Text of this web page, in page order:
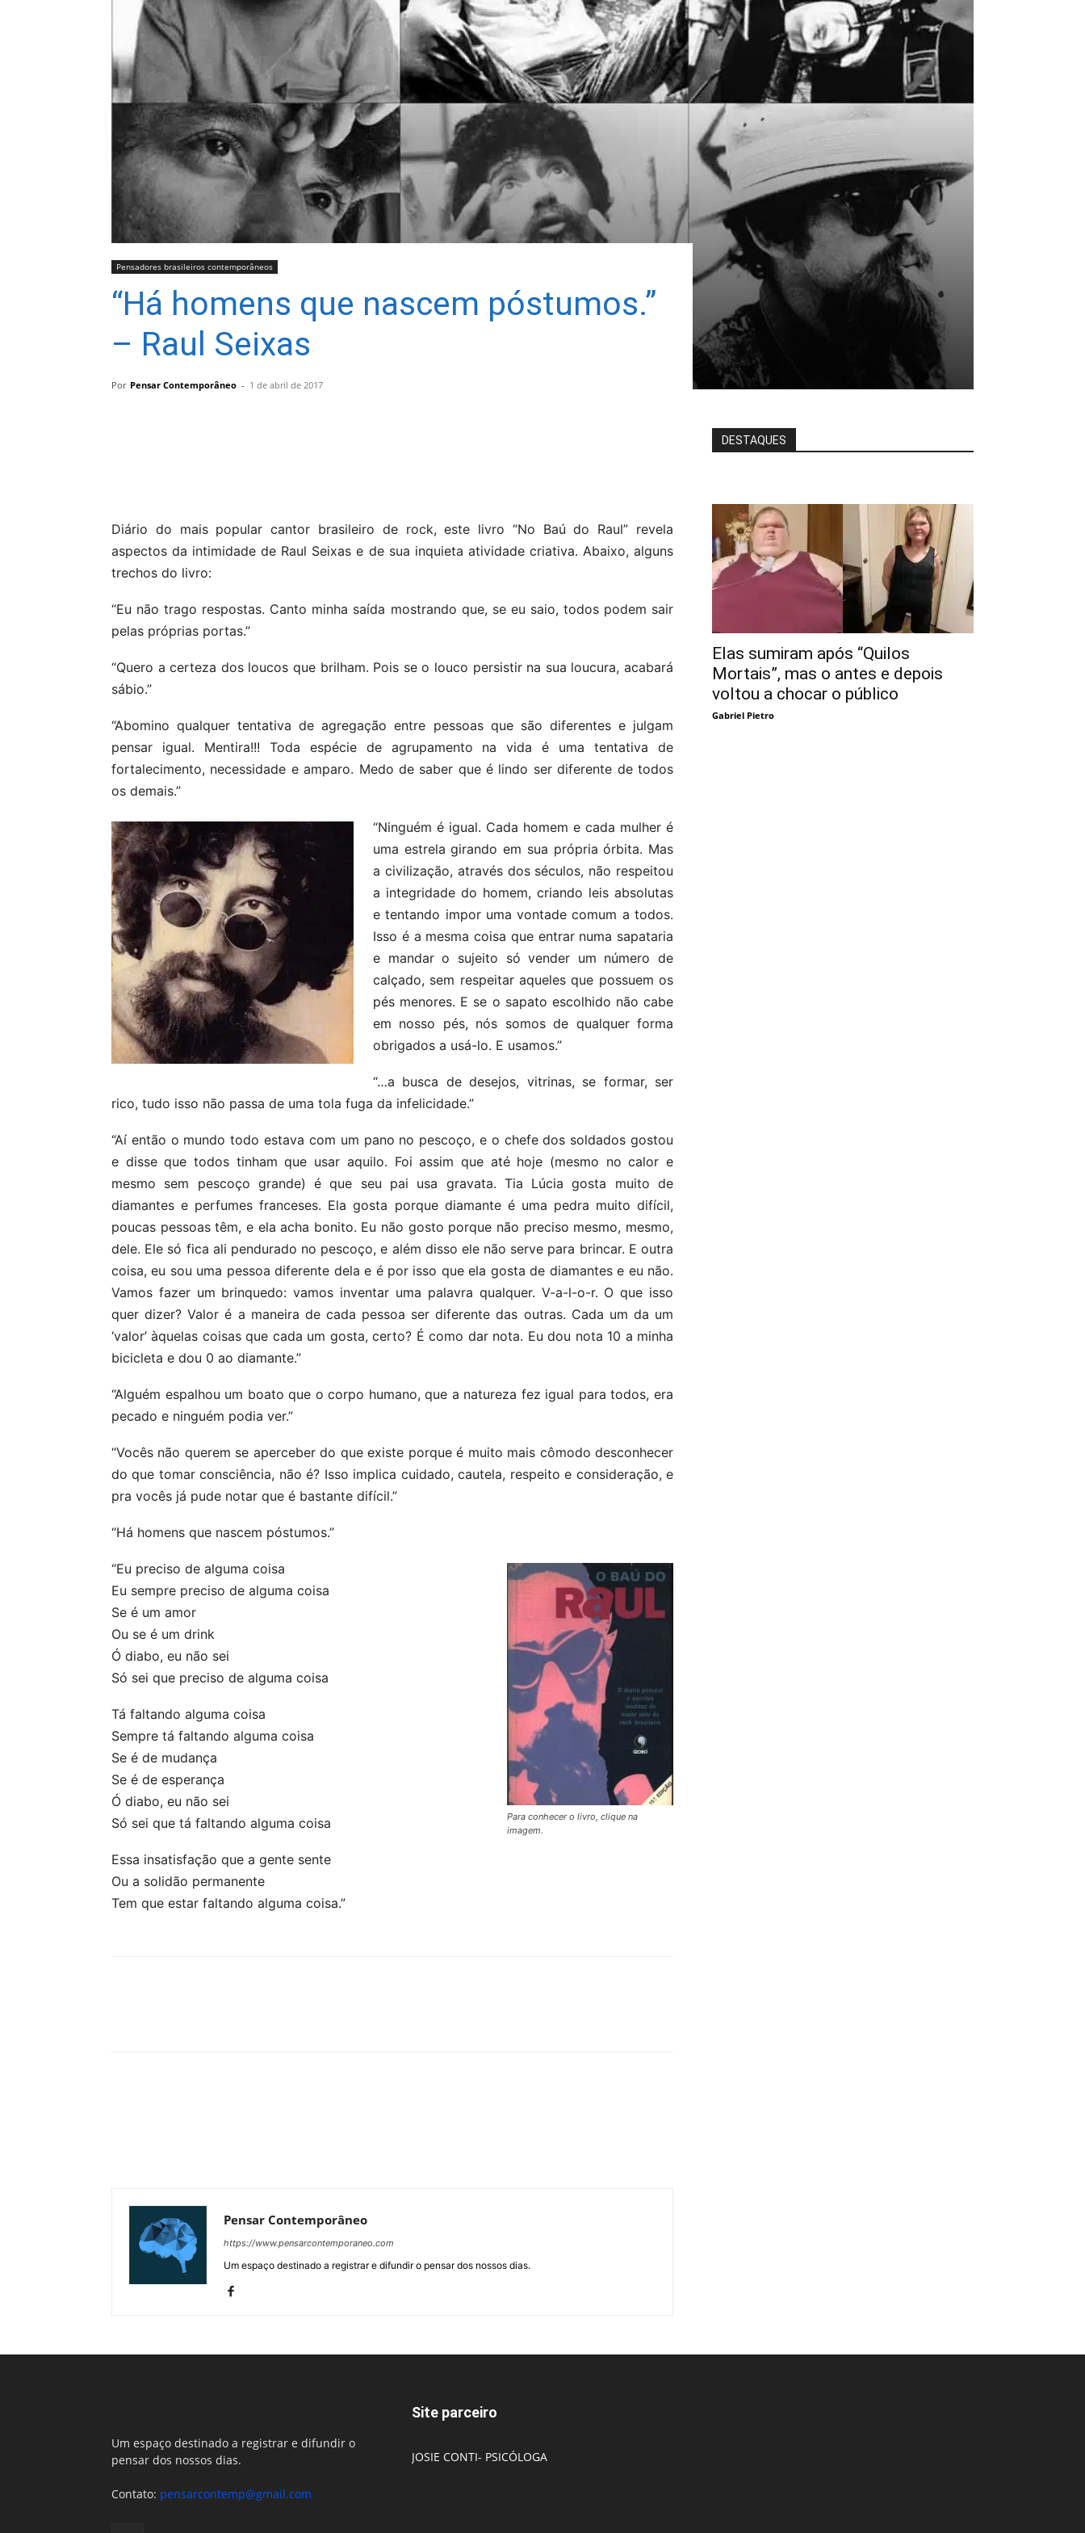
Pensadores brasileiros contemporâneos
“Há homens que nascem póstumos.”
– Raul Seixas
Por Pensar Contemporâneo - 1 de abril de 2017
Diário do mais popular cantor brasileiro de rock, este livro “No Baú do Raul” revela
aspectos da intimidade de Raul Seixas e de sua inquieta atividade criativa. Abaixo, alguns
trechos do livro:
“Eu não trago respostas. Canto minha saída mostrando que, se eu saio, todos podem sair
pelas próprias portas.”
“Quero a certeza dos loucos que brilham. Pois se o louco persistir na sua loucura, acabará
sábio.”
“Abomino qualquer tentativa de agregação entre pessoas que são diferentes e julgam
pensar igual. Mentira!!! Toda espécie de agrupamento na vida é uma tentativa de
fortalecimento, necessidade e amparo. Medo de saber que é lindo ser diferente de todos
os demais.”
“Ninguém é igual. Cada homem e cada mulher é
uma estrela girando em sua própria órbita. Mas
a civilização, através dos séculos, não respeitou
a integridade do homem, criando leis absolutas
e tentando impor uma vontade comum a todos.
Isso é a mesma coisa que entrar numa sapataria
e mandar o sujeito só vender um número de
calçado, sem respeitar aqueles que possuem os
pés menores. E se o sapato escolhido não cabe
em nosso pés, nós somos de qualquer forma
obrigados a usá-lo. E usamos.”
“…a busca de desejos, vitrinas, se formar, ser
rico, tudo isso não passa de uma tola fuga da infelicidade.”
“Aí então o mundo todo estava com um pano no pescoço, e o chefe dos soldados gostou
e disse que todos tinham que usar aquilo. Foi assim que até hoje (mesmo no calor e
mesmo sem pescoço grande) é que seu pai usa gravata. Tia Lúcia gosta muito de
diamantes e perfumes franceses. Ela gosta porque diamante é uma pedra muito difícil,
poucas pessoas têm, e ela acha bonito. Eu não gosto porque não preciso mesmo, mesmo,
dele. Ele só fica ali pendurado no pescoço, e além disso ele não serve para brincar. E outra
coisa, eu sou uma pessoa diferente dela e é por isso que ela gosta de diamantes e eu não.
Vamos fazer um brinquedo: vamos inventar uma palavra qualquer. V-a-l-o-r. O que isso
quer dizer? Valor é a maneira de cada pessoa ser diferente das outras. Cada um da um
‘valor’ àquelas coisas que cada um gosta, certo? É como dar nota. Eu dou nota 10 a minha
bicicleta e dou 0 ao diamante.”
“Alguém espalhou um boato que o corpo humano, que a natureza fez igual para todos, era
pecado e ninguém podia ver.”
“Vocês não querem se aperceber do que existe porque é muito mais cômodo desconhecer
do que tomar consciência, não é? Isso implica cuidado, cautela, respeito e consideração, e
pra vocês já pude notar que é bastante difícil.”
“Há homens que nascem póstumos.”
Para conhecer o livro, clique na
imagem.
“Eu preciso de alguma coisa
Eu sempre preciso de alguma coisa
Se é um amor
Ou se é um drink
Ó diabo, eu não sei
Só sei que preciso de alguma coisa
Tá faltando alguma coisa
Sempre tá faltando alguma coisa
Se é de mudança
Se é de esperança
Ó diabo, eu não sei
Só sei que tá faltando alguma coisa
Essa insatisfação que a gente sente
Ou a solidão permanente
Tem que estar faltando alguma coisa.”
Pensar Contemporâneo
https://www.pensarcontemporaneo.com
Um espaço destinado a registrar e difundir o pensar dos nossos dias.
DESTAQUES
Elas sumiram após “Quilos
Mortais”, mas o antes e depois
voltou a chocar o público
Gabriel Pietro
Um espaço destinado a registrar e difundir o
pensar dos nossos dias.
Contato: pensarcontemp@gmail.com
Site parceiro
JOSIE CONTI- PSICÓLOGA